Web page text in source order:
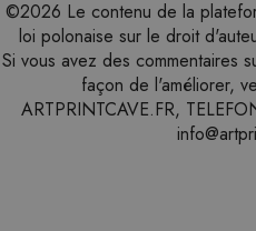
©2026 Le contenu de la
loi polonaise sur le droit
Si vous avez des commentaires
façon de l'améliorer,
ARTPRINTCAVE.FR,